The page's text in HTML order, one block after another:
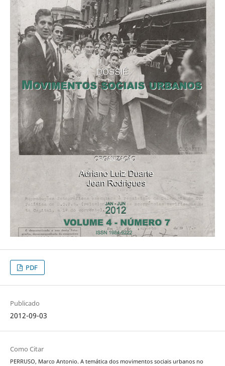
PDF
Publicado
2012-09-03
Como Citar
PERRUSO, Marco Antonio. A temática dos movimentos sociais urbanos no